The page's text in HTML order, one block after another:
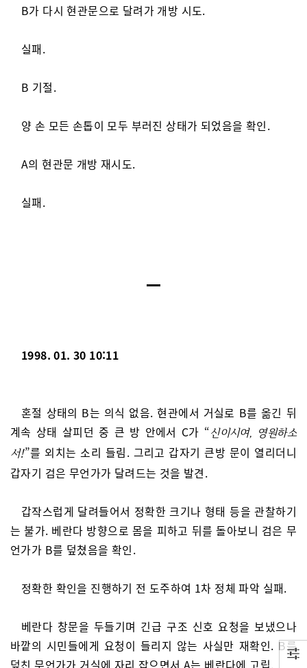
B가 다시 현관문으로 달려가 개방 시도.
실패.
B 기절.
양 손 모든 손톱이 모두 부러진 상태가 되었음을 확인.
A의 현관문 개방 재시도.
실패.
1998. 01. 30 10:11
혼절 상태의 B는 의식 없음. 현관에서 거실로 B를 옮긴 뒤
계속 상태 살피던 중 큰 방 안에서 C가 “신이시여, 영원하소
서!”를 외치는 소리 들림. 그리고 갑자기 큰방 문이 열리더니
갑자기 검은 무언가가 달려드는 것을 발견.
갑작스럽게 달려들어서 정확한 크기나 형태 등을 관찰하기
는 불가. 베란다 방향으로 몸을 피하고 뒤를 돌아보니 검은 무
언가가 B를 덮쳤음을 확인.
정확한 확인을 진행하기 전 도주하여 1차 정체 파악 실패.
베란다 창문을 두들기며 긴급 구조 신호 요청을 보냈으나
바깥의 시민들에게 요청이 들리지 않는 사실만 재확인. B를
덮친 무언가가 거실에 자리 잡으면서 A는 베란다에 고립.